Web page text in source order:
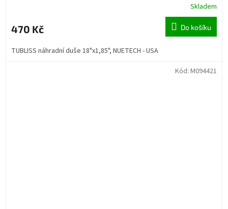
Skladem
470 Kč Do košíku
TUBLISS náhradní duše 18"x1,85", NUETECH - USA
Kód: M094421